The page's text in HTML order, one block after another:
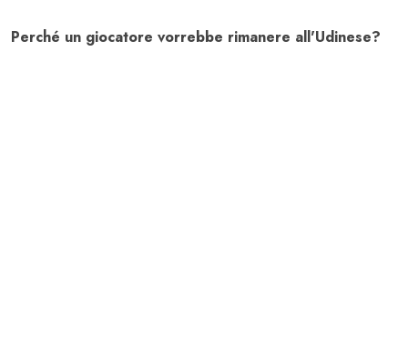
Perché un giocatore vorrebbe rimanere all'Udinese?